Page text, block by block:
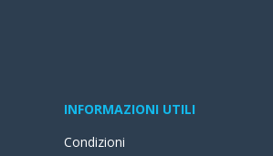
INFORMAZIONI UTILI
Condizioni